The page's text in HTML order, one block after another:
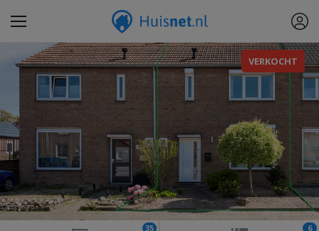
VERKOCHT
35 6